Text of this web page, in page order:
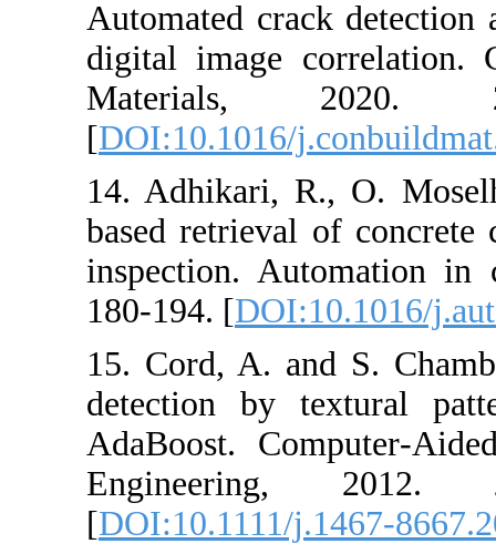
Automated
digital image
[DOI:10.1016/
14. Adhikari,
based
inspection.
180-194. [
15. Cord, A.
detection by
AdaBoost.
[DOI:10.1111/